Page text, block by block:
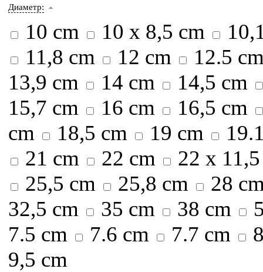
Диаметр:
10 cm 10 х 8,5 cm
11,8 cm
12 cm
12.5
13,9 cm
14 cm
14,5 cm
15,7 cm
16 cm
16,5 cm
cm
18,5 cm 19 cm
21 cm
22 cm
22 х
25,5 cm
25,8 cm
28
32,5 cm
35 cm 38 cm
7.5 cm
7.6 cm 7.7 cm
9,5 cm